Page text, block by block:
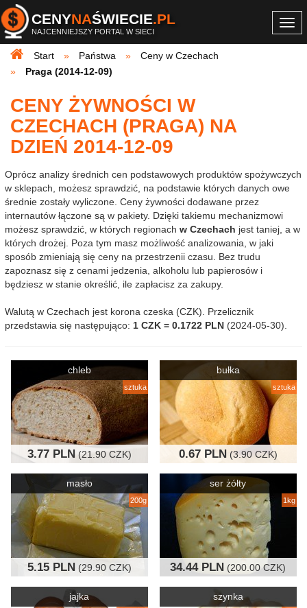
CENYNAŚWIECIE.PL
NAJCENNIEJSZY PORTAL W SIECI
Start
Państwa
Ceny w Czechach
Praga (2014-12-09)
CENY ŻYWNOŚCI W
CZECHACH (PRAGA) NA
DZIEŃ 2014-12-09
Oprócz analizy średnich cen podstawowych produktów spożywczych
w sklepach, możesz sprawdzić, na podstawie których danych owe
średnie zostały wyliczone. Ceny żywności dodawane przez
internautów łączone są w pakiety. Dzięki takiemu mechanizmowi
możesz sprawdzić, w których regionach w Czechach jest taniej, a w
których drożej. Poza tym masz możliwość analizowania, w jaki
sposób zmieniają się ceny na przestrzenii czasu. Bez trudu
zapoznasz się z cenami jedzenia, alkoholu lub papierosów i
będziesz w stanie określić, ile zapłacisz za zakupy.
Walutą w Czechach jest korona czeska (CZK). Przelicznik
przedstawia się następująco: 1 CZK = 0.1722 PLN (2024-05-30).
chleb
sztuka
3.77 PLN (21.90 CZK)
bułka
sztuka
0.67 PLN (3.90 CZK)
masło
200g
5.15 PLN (29.90 CZK)
ser żółty
1kg
34.44 PLN (200.00 CZK)
jajka szynka